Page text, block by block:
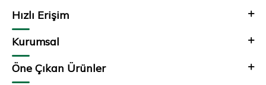
Hızlı Erişim
Kurumsal
Öne Çıkan Ürünler